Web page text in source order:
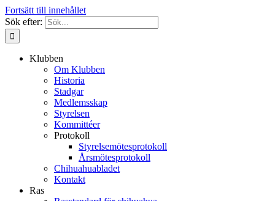
Fortsätt till innehållet
Sök efter:
Klubben
Om Klubben
Historia
Stadgar
Medlemsskap
Styrelsen
Kommittéer
Protokoll
Styrelsemötesprotokoll
Årsmötesprotokoll
Chihuahuabladet
Kontakt
Ras